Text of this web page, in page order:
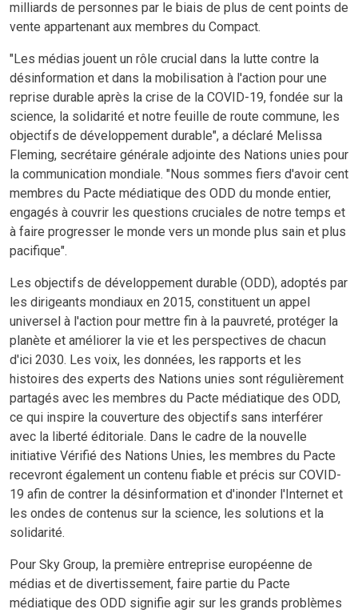
milliards de personnes par le biais de plus de cent points de
vente appartenant aux membres du Compact.
"Les médias jouent un rôle crucial dans la lutte contre la
désinformation et dans la mobilisation à l'action pour une
reprise durable après la crise de la COVID-19, fondée sur la
science, la solidarité et notre feuille de route commune, les
objectifs de développement durable", a déclaré Melissa
Fleming, secrétaire générale adjointe des Nations unies pour
la communication mondiale. "Nous sommes fiers d'avoir cent
membres du Pacte médiatique des ODD du monde entier,
engagés à couvrir les questions cruciales de notre temps et
à faire progresser le monde vers un monde plus sain et plus
pacifique".
Les objectifs de développement durable (ODD), adoptés par
les dirigeants mondiaux en 2015, constituent un appel
universel à l'action pour mettre fin à la pauvreté, protéger la
planète et améliorer la vie et les perspectives de chacun
d'ici 2030. Les voix, les données, les rapports et les
histoires des experts des Nations unies sont régulièrement
partagés avec les membres du Pacte médiatique des ODD,
ce qui inspire la couverture des objectifs sans interférer
avec la liberté éditoriale. Dans le cadre de la nouvelle
initiative Vérifié des Nations Unies, les membres du Pacte
recevront également un contenu fiable et précis sur COVID-
19 afin de contrer la désinformation et d'inonder l'Internet et
les ondes de contenus sur la science, les solutions et la
solidarité.
Pour Sky Group, la première entreprise européenne de
médias et de divertissement, faire partie du Pacte
médiatique des ODD signifie agir sur les grands problèmes